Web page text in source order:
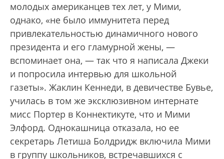
молодых американцев тех лет, у Мими,
однако, «не было иммунитета перед
привлекательностью динамичного нового
президента и его гламурной жены, —
вспоминает она, — так что я написала Джеки
и попросила интервью для школьной
газеты». Жаклин Кеннеди, в девичестве Бувье,
училась в том же эксклюзивном интернате
мисс Портер в Коннектикуте, что и Мими
Элфорд. Однокашница отказала, но ее
секретарь Летиша Болдридж включила Мими
в группу школьников, встречавшихся с